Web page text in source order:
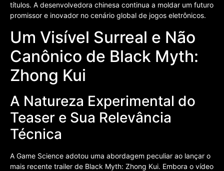
títulos. A desenvolvedora chinesa continua a moldar um futuro
promissor e inovador no cenário global de jogos eletrônicos.
Um Visível Surreal e Não
Canônico de Black Myth:
Zhong Kui
A Natureza Experimental do
Teaser e Sua Relevância
Técnica
A Game Science adotou uma abordagem peculiar ao lançar o
mais recente trailer de Black Myth: Zhong Kui. Embora o vídeo